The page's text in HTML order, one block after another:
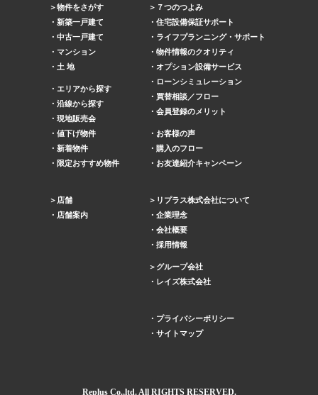
物件をさがす
新築一戸建て
中古一戸建て
マンション
土 地
エリアから探す
沿線から探す
現地販売会
値下げ物件
新着物件
限定おすすめ物件
７つのつよみ
住宅設備保証サポート
ライフプランニング・サポート
物件情報のクオリティ
オプション設備サービス
ローンシミュレーション
買替相談／フロー
会員登録のメリット
お客様の声
購入のフロー
お友達紹介キャンペーン
店舗
店舗案内
リプラス株式会社について
企業理念
会社概要
採用情報
グループ会社
レイズ株式会社
プライバシーポリシー
サイトマップ
ReplusCo.,ltd. All RIGHTS RESERVED.